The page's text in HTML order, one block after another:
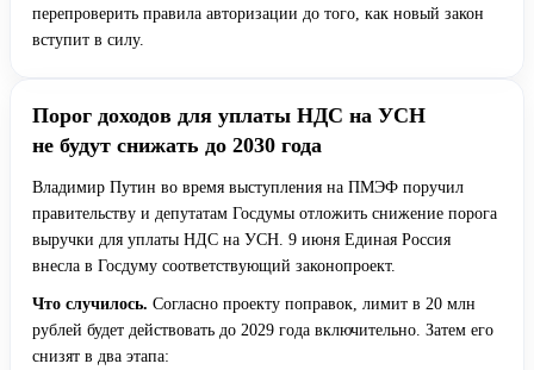
перепроверить правила авторизации до того, как новый закон
вступит в силу.
Порог доходов для уплаты НДС на УСН
не будут снижать до 2030 года
Владимир Путин во время выступления на ПМЭФ поручил
правительству и депутатам Госдумы отложить снижение порога
выручки для уплаты НДС на УСН. 9 июня Единая Россия
внесла в Госдуму соответствующий законопроект.
Что случилось. Согласно проекту поправок, лимит в 20 млн
рублей будет действовать до 2029 года включительно. Затем его
снизят в два этапа: